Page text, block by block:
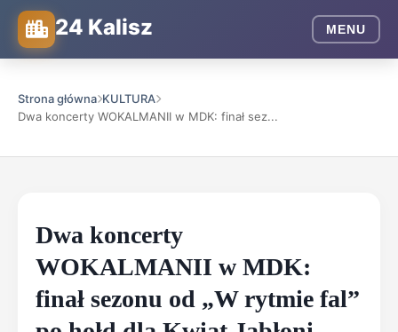
24 Kalisz MENU
Strona główna KULTURA
Dwa koncerty WOKALMANII w MDK: finał sez...
Dwa koncerty
WOKALMANII w MDK:
finał sezonu od „W rytmie fal”